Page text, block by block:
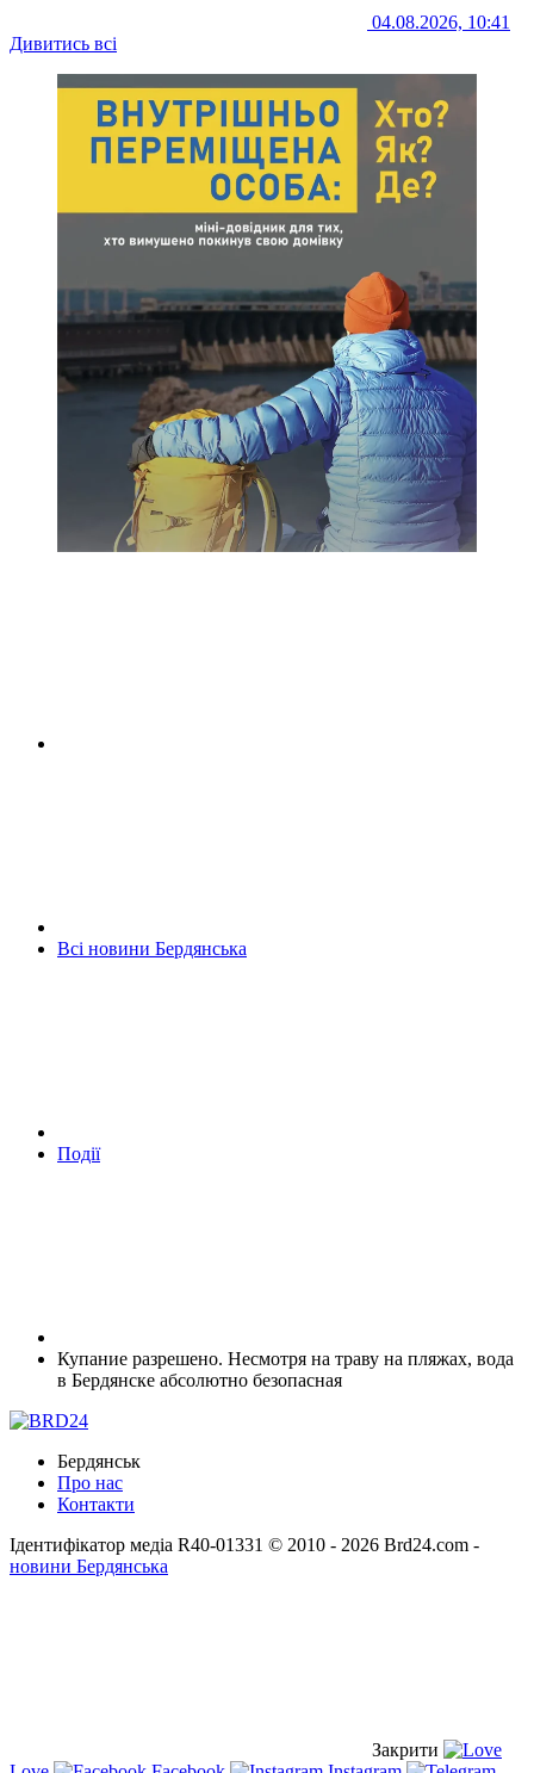
04.08.2026, 10:41
Дивитись всі
Всі новини Бердянська
Події
Купание разрешено. Несмотря на траву на пляжах, вода
в Бердянске абсолютно безопасная
Бердянськ
Про нас
Контакти
Ідентифікатор медіа R40-01331 © 2010 - 2026 Brd24.com -
новини Бердянська
Закрити